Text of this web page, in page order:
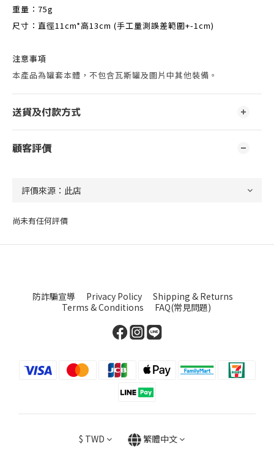
重量：75g
尺寸：直徑11cm*高13cm (手工量測誤差範圍+-1cm)
注意事項
本產品為罐套本體，不包含瓦斯罐及圖片中其他裝備。
送貨及付款方式
顧客評價
尚未有任何評價
防詐騙宣導 Privacy Policy
Shipping & Returns
Terms & Conditions
FAQ(常見問題)
$ TWD 繁體中文